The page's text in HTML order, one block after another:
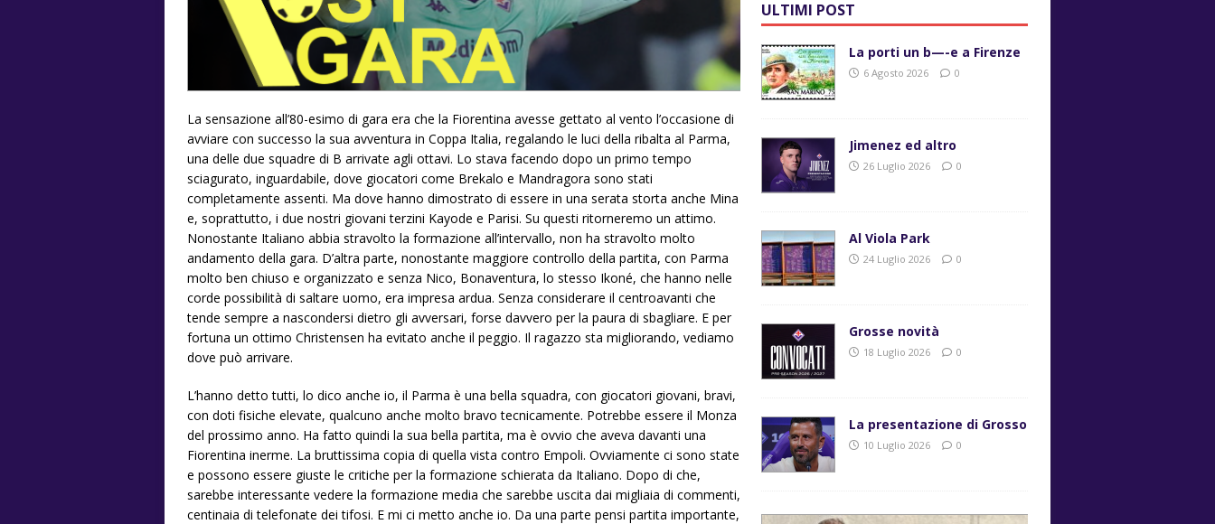
La sensazione all’80-esimo di gara era che la Fiorentina avesse gettato al vento l’occasione di
avviare con successo la sua avventura in Coppa Italia, regalando le luci della ribalta al Parma,
una delle due squadre di B arrivate agli ottavi. Lo stava facendo dopo un primo tempo
sciagurato, inguardabile, dove giocatori come Brekalo e Mandragora sono stati
completamente assenti. Ma dove hanno dimostrato di essere in una serata storta anche Mina
e, soprattutto, i due nostri giovani terzini Kayode e Parisi. Su questi ritorneremo un attimo.
Nonostante Italiano abbia stravolto la formazione all’intervallo, non ha stravolto molto
andamento della gara. D’altra parte, nonostante maggiore controllo della partita, con Parma
molto ben chiuso e organizzato e senza Nico, Bonaventura, lo stesso Ikoné, che hanno nelle
corde possibilità di saltare uomo, era impresa ardua. Senza considerare il centroavanti che
tende sempre a nascondersi dietro gli avversari, forse davvero per la paura di sbagliare. E per
fortuna un ottimo Christensen ha evitato anche il peggio. Il ragazzo sta migliorando, vediamo
dove può arrivare.
L’hanno detto tutti, lo dico anche io, il Parma è una bella squadra, con giocatori giovani, bravi,
con doti fisiche elevate, qualcuno anche molto bravo tecnicamente. Potrebbe essere il Monza
del prossimo anno. Ha fatto quindi la sua bella partita, ma è ovvio che aveva davanti una
Fiorentina inerme. La bruttissima copia di quella vista contro Empoli. Ovviamente ci sono state
e possono essere giuste le critiche per la formazione schierata da Italiano. Dopo di che,
sarebbe interessante vedere la formazione media che sarebbe uscita dai migliaia di commenti,
centinaia di telefonate dei tifosi. E mi ci metto anche io. Da una parte pensi partita importante,
ULTIMI POST
La porti un b—-e a Firenze
6 Agosto 2026 0
Jimenez ed altro
26 Luglio 2026 0
Al Viola Park
24 Luglio 2026 0
Grosse novità
18 Luglio 2026 0
La presentazione di Grosso
10 Luglio 2026 0